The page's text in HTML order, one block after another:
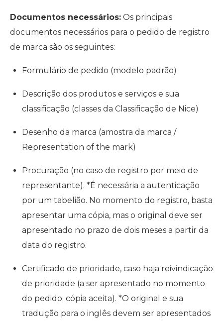
Documentos necessários: Os principais
documentos necessários para o pedido de registro
de marca são os seguintes:
Formulário de pedido (modelo padrão)
Descrição dos produtos e serviços e sua
classificação (classes da Classificação de Nice)
Desenho da marca (amostra da marca /
Representation of the mark)
Procuração (no caso de registro por meio de
representante). *É necessária a autenticação
por um tabelião. No momento do registro, basta
apresentar uma cópia, mas o original deve ser
apresentado no prazo de dois meses a partir da
data do registro.
Certificado de prioridade, caso haja reivindicação
de prioridade (a ser apresentado no momento
do pedido; cópia aceita). *O original e sua
tradução para o inglês devem ser apresentados